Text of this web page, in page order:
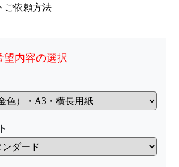
ご依頼方法
望内容の選択